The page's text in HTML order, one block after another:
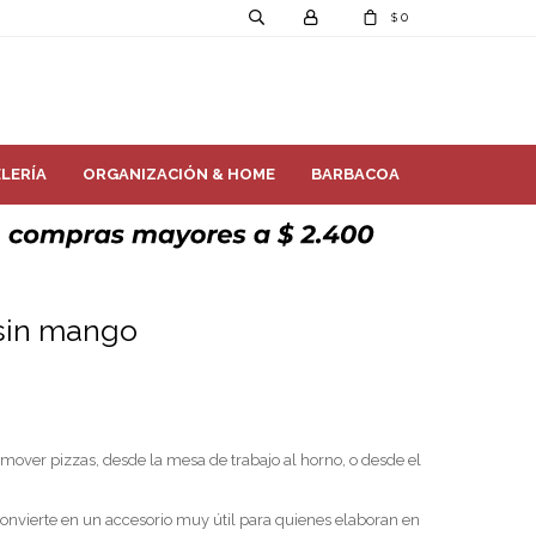
ORGANIZACIÓN & HOME BARBACOA
$ 0
mango
pizzas, desde la mesa de trabajo al horno, o desde el
en un accesorio muy útil para quienes elaboran en